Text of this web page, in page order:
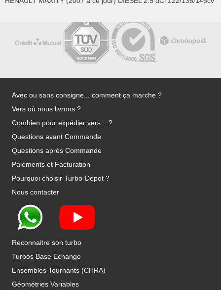
Avec ou sans consigne... comment ça marche ?
Vers où nous livrons ?
Combien pour expédier vers... ?
Questions avant Commande
Questions après Commande
Paiements et Facturation
Pourquoi choisir Turbo-Depot ?
Nous contacter
Reconnaitre son turbo
Turbos Base Echange
Ensembles Tournants (CHRA)
Géométries Variables